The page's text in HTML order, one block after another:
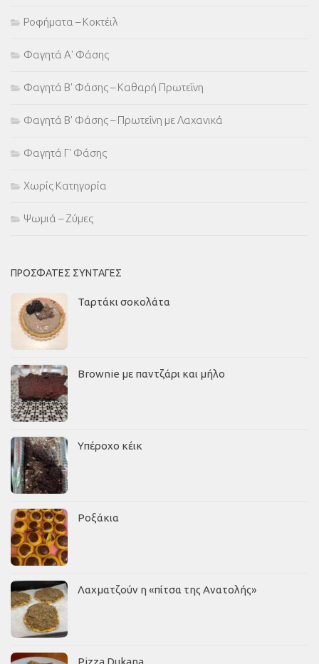
Ροφήματα – Κοκτέιλ
Φαγητά Α' Φάσης
Φαγητά Β' Φάσης – Καθαρή Πρωτεΐνη
Φαγητά Β' Φάσης – Πρωτεΐνη με Λαχανικά
Φαγητά Γ' Φάσης
Χωρίς Κατηγορία
Ψωμιά – Ζύμες
ΠΡΌΣΦΑΤΕΣ ΣΥΝΤΑΓΈΣ
Ταρτάκι σοκολάτα
Brownie με παντζάρι και μήλο
Υπέροχο κέικ
Ροξάκια
Λαχματζούν η «πίτσα της Ανατολής»
Pizza Dukana